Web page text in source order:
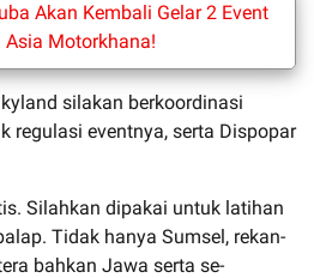
Akan Kembali Gelar 2 Event
Asia Motorkhana!
silakan berkoordinasi
regulasi eventnya, serta Dispopar
Silahkan dipakai untuk latihan
Tidak hanya Sumsel, rekan-
bahkan Jawa serta se-